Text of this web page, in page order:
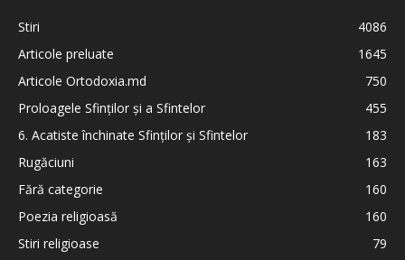
Stiri
4086
Articole preluate
1645
Articole Ortodoxia.md
750
Proloagele Sfinților și a Sfintelor
455
6. Acatiste închinate Sfinților și Sfintelor
183
Rugăciuni
163
Fără categorie
160
Poezia religioasă
160
Stiri religioase
79